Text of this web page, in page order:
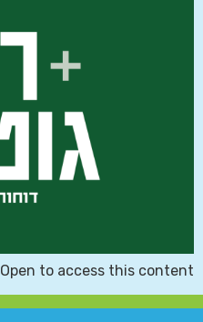
Open to access this content